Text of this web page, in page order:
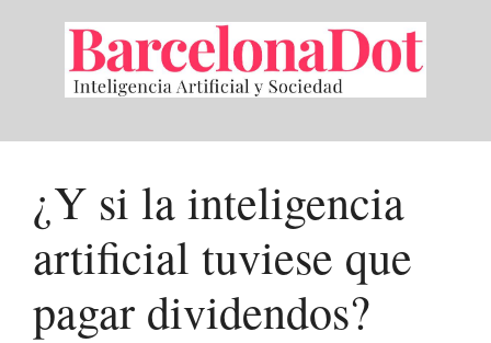
contenido
¿Y si la inteligencia
artificial tuviese que
pagar dividendos?